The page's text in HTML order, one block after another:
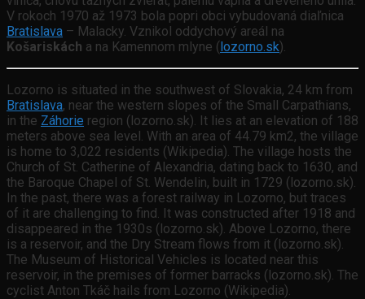
V rokoch 1970 až 1973 bola popri obci vybudovaná diaľnica
Bratislava – Malacky. Vznikol oddychový areál na
Košariskách a na Kamennom mlyne (lozorno.sk).
Lozorno is situated in the southwest of Slovakia, 24 km from
Bratislava, near the western slopes of the Small Carpathians,
in the Záhorie region (lozorno.sk). It lies at an elevation of 188
meters above sea level. With an area of 44.79 km2, the village
is home to 3,022 residents (Wikipedia). The village hosts the
Church of St. Catherine of Alexandria, dating back to 1630, and
the Baroque Chapel of St. Wendelin, built in 1729 (lozorno.sk).
In the past, there was a forest railway in Lozorno, but traces
of it are challenging to find. It was constructed after 1918 and
disappeared in the 1930s (lozorno.sk). Above Lozorno, there
is a reservoir, and the Dry Stream flows from it (lozorno.sk).
The Museum of Historical Vehicles is located near this
reservoir, in the premises of former barracks (lozorno.sk). The
cyclist Anton Tkáč hails from Lozorno (Wikipedia).